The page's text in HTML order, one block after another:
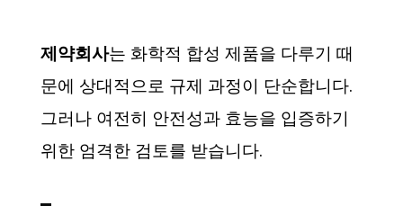
제약회사는 화학적 합성 제품을 다루기 때
문에 상대적으로 규제 과정이 단순합니다.
그러나 여전히 안전성과 효능을 입증하기
위한 엄격한 검토를 받습니다.